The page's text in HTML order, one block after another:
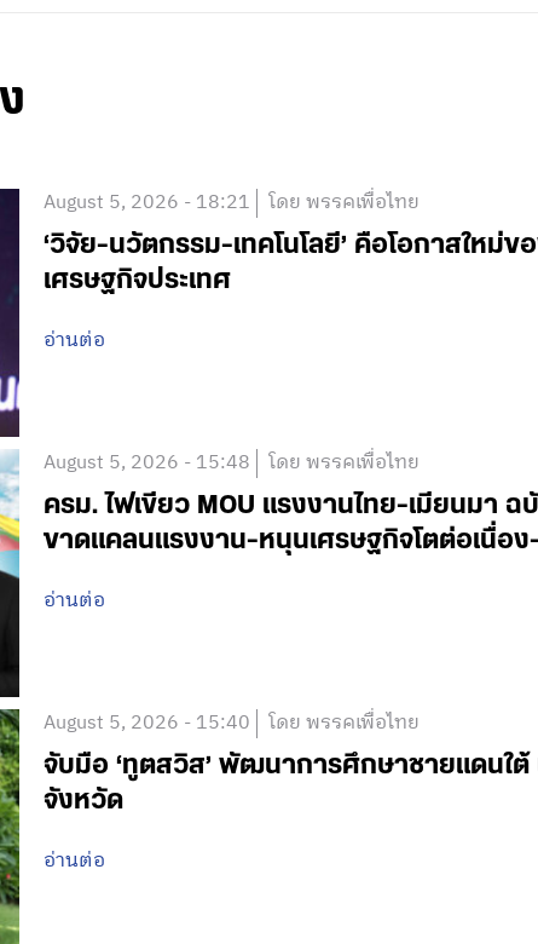
August 5, 2026 - 18:21 โดย พรรคเพื่อไทย
‘วิจัย-นวัตกรรม-เทคโนโลยี’ คือโอกาสใหม่
เศรษฐกิจประเทศ
อ่านต่อ
August 5, 2026 - 15:48 โดย พรรคเพื่อไทย
ครม. ไฟเขียว MOU แรงงานไทย-เมียนมา ฉ
ขาดแคลนแรงงาน-หนุนเศรษฐกิจโตต่อเนื่อ
อ่านต่อ
August 5, 2026 - 15:40 โดย พรรคเพื่อไทย
จับมือ ‘ทูตสวิส’ พัฒนาการศึกษาชายแดนใต้
จังหวัด
อ่านต่อ